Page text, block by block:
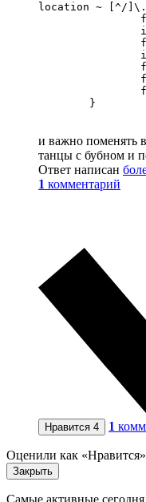
location ~ [^/
        }
и важно поменять
танцы с бубном и
Ответ написан
1 комментарий
Нравится 4 1
Оценили как «Нравится»
Закрыть
Самые активные сегодня